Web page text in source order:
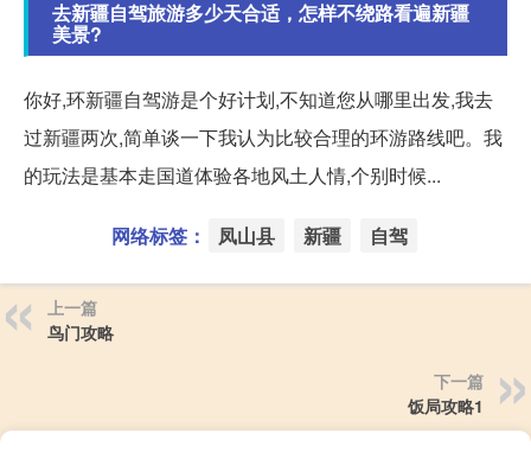
去新疆自驾旅游多少天合适，怎样不绕路看遍新疆
美景?
你好,环新疆自驾游是个好计划,不知道您从哪里出发,我去
过新疆两次,简单谈一下我认为比较合理的环游路线吧。我
的玩法是基本走国道体验各地风土人情,个别时候...
网络标签： 凤山县 新疆 自驾
上一篇
鸟门攻略
下一篇
饭局攻略1